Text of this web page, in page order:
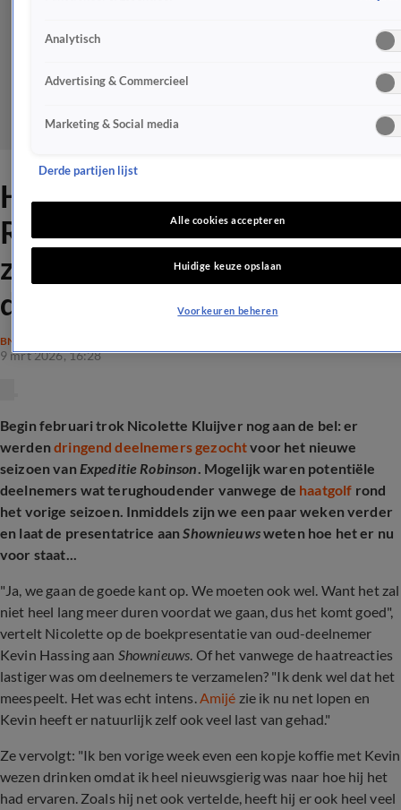
Haatreacties Expeditie
Robinson beïnvloeden
zoektocht naar nieuwe
deelnemers
BN'ERS
9 mrt 2026, 16:28
Begin februari trok Nicolette Kluijver nog aan de bel: er
werdendringend deelnemers gezochtvoor het nieuwe
seizoen van Expeditie Robinson. Mogelijk waren potentiële
deelnemers wat terughoudender vanwege de haatgolf rond
het vorige seizoen. Inmiddels zijn we een paar weken verder
en laat de presentatrice aanShownieuwsweten hoe het er nu
voor staat...
"Ja, we gaan de goede kant op. We moeten ook wel. Want het zal
niet heel lang meer duren voordat we gaan, dus het komt goed",
vertelt Nicolette op de boekpresentatie van oud-deelnemer
Kevin Hassing aan Shownieuws. Of het vanwege de haatreacties
lastiger was om deelnemers te verzamelen? "Ik denk wel dat het
meespeelt. Het was echt intens.Amijé zie ik nu net lopen en
Kevin heeft er natuurlijk zelf ook veel last van gehad."
Ze vervolgt: "Ik ben vorige week even een kopje koffie met Kevin
wezen drinken omdat ik heel nieuwsgierig was naar hoe hij het
had ervaren. Zoals hij net ook vertelde, heeft hij er ook heel veel
Analytisch
Advertising & Commercieel
Marketing & Social media
Derde partijen lijst
Alle cookies accepteren
Huidige keuze opslaan
Voorkeuren beheren